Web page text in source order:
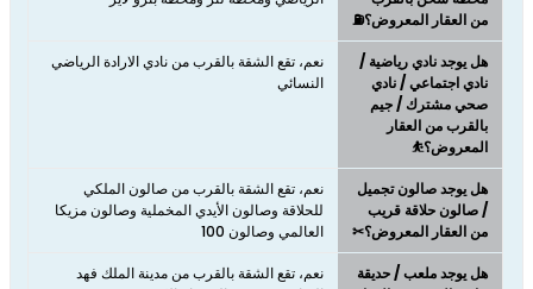
من العقار المعروض؟⛽
هل يوجد نادي رياضية /
نادي اجتماعي / نادي
صحي مشترك / جيم
بالقرب من العقار
المعروض؟⛹
نعم، تقع الشقة بالقرب من نادي الارادة الرياضي
النسائي
هل يوجد صالون تجميل
/ صالون حلاقة قريب
من العقار المعروض؟✂
نعم، تقع الشقة بالقرب من صالون الملكي
للحلاقة وصالون الأيدي المخملية وصالون مزيكا
العالمي وصالون 100
هل يوجد ملعب / حديقة
نعم، تقع الشقة بالقرب من مدينة الملك فهد